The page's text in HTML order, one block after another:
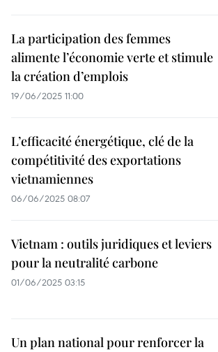
La participation des femmes
alimente l’économie verte et stimule
la création d’emplois
19/06/2025 11:00
L’efficacité énergétique, clé de la
compétitivité des exportations
vietnamiennes
06/06/2025 08:07
Vietnam : outils juridiques et leviers
pour la neutralité carbone
01/06/2025 03:15
Un plan national pour renforcer la